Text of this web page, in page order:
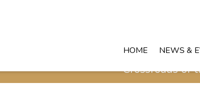
HOME NEWS &
Crossroads of